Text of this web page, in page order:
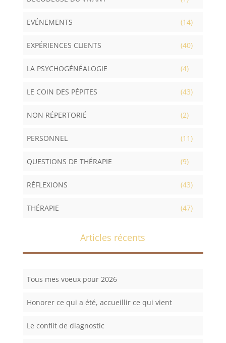
EVÉNEMENTS (14)
EXPÉRIENCES CLIENTS (40)
LA PSYCHOGÉNÉALOGIE (4)
LE COIN DES PÉPITES (43)
NON RÉPERTORIÉ (2)
PERSONNEL (11)
QUESTIONS DE THÉRAPIE (9)
RÉFLEXIONS (43)
THÉRAPIE (47)
Articles récents
Tous mes voeux pour 2026
Honorer ce qui a été, accueillir ce qui vient
Le conflit de diagnostic